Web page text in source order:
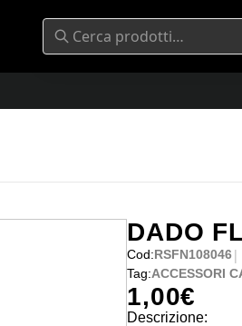
DADO
Cod:RSFN108046|
Tag:ACCESSORI
1,00€
Descrizione: